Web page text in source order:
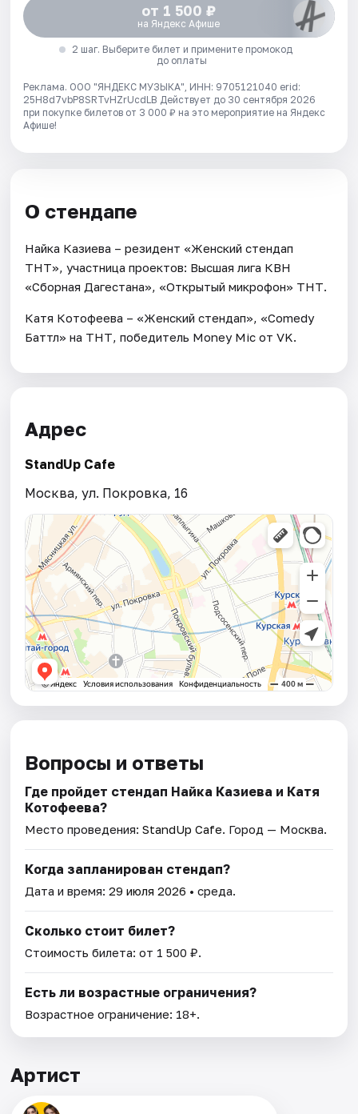
от 1 500 ₽
на Яндекс Афише
2 шаг. Выберите билет и примените промокод
до оплаты
Реклама. ООО "ЯНДЕКС МУЗЫКА", ИНН: 9705121040 erid:
25H8d7vbP8SRTvHZrUcdLB Действует до 30 сентября 2026
при покупке билетов от 3 000 ₽ на это мероприятие на Яндекс
Афише!
О стендапе
Найка Казиева – резидент «Женский стендап
ТНТ», участница проектов: Высшая лига КВН
«Сборная Дагестана», «Открытый микрофон» ТНТ.
Катя Котофеева – «Женский стендап», «Comedy
Баттл» на ТНТ, победитель Money Mic от VK.
Адрес
StandUp Cafe
Москва, ул. Покровка, 16
Вопросы и ответы
Где пройдет стендап Найка Казиева и Катя
Котофеева?
Место проведения:StandUp Cafe. Город — Москва.
Когда запланирован стендап?
Дата и время:29 июля 2026 • среда.
Сколько стоит билет?
Стоимость билета: от 1 500 ₽.
Есть ли возрастные ограничения?
Возрастное ограничение: 18+.
Артист